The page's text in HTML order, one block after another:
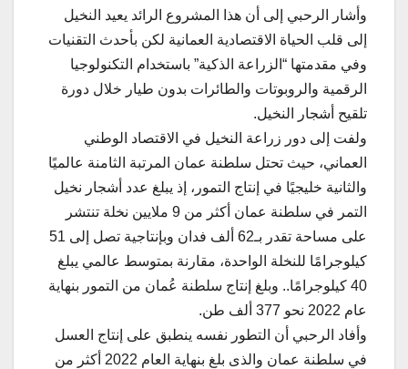
وأشار الرحبي إلى أن هذا المشروع الرائد يعيد النخيل
إلى قلب الحياة الاقتصادية العمانية لكن بأحدث التقنيات
وفي مقدمتها “الزراعة الذكية” باستخدام التكنولوجيا
الرقمية والروبوتات والطائرات بدون طيار خلال دورة
تلقيح أشجار النخيل.
ولفت إلى دور زراعة النخيل في الاقتصاد الوطني
العماني، حيث تحتل سلطنة عمان المرتبة الثامنة عالميًا
والثانية خليجيًا في إنتاج التمور، إذ يبلغ عدد أشجار نخيل
التمر في سلطنة عمان أكثر من 9 ملايين نخلة تنتشر
على مساحة تقدر بـ62 ألف فدان وبإنتاجية تصل إلى 51
كيلوجرامًا للنخلة الواحدة، مقارنة بمتوسط عالمي يبلغ
40 كيلوجرامًا.. وبلغ إنتاج سلطنة عُمان من التمور بنهاية
عام 2022 نحو 377 ألف طن.
وأفاد الرحبي أن التطور نفسه ينطبق على إنتاج العسل
في سلطنة عمان والذى بلغ بنهاية العام 2022 أكثر من